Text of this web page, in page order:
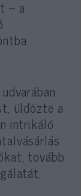
– a
üldözte a
intrikáló
tovább